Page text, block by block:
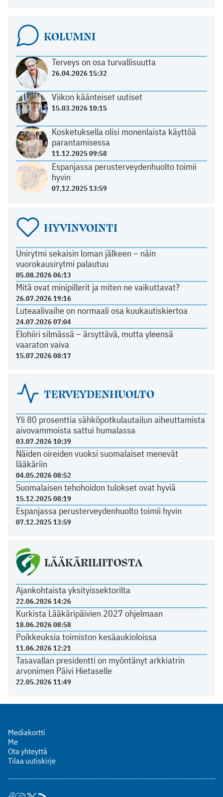
KOLUMNI
Terveys on osa turvallisuutta
26.04.2026 15:32
Viikon käänteiset uutiset
15.03.2026 10:15
Kosketuksella olisi monenlaista käyttöä
parantamisessa
11.12.2025 09:58
Espanjassa perusterveydenhuolto toimii
hyvin
07.12.2025 13:59
HYVINVOINTI
Unirytmi sekaisin loman jälkeen – näin
vuorokausirytmi palautuu
05.08.2026 06:13
Mitä ovat minipillerit ja miten ne vaikuttavat?
26.07.2026 19:16
Luteaalivaihe on normaali osa kuukautiskiertoa
24.07.2026 07:04
Elohiiri silmässä – ärsyttävä, mutta yleensä
vaaraton vaiva
15.07.2026 08:17
TERVEYDENHUOLTO
Yli 80 prosenttia sähköpotkulautailun aiheuttamista
aivovammoista sattui humalassa
03.07.2026 10:39
Näiden oireiden vuoksi suomalaiset menevät
lääkäriin
04.05.2026 08:52
Suomalaisen tehohoidon tulokset ovat hyviä
15.12.2025 08:19
Espanjassa perusterveydenhuolto toimii hyvin
07.12.2025 13:59
LÄÄKÄRILIITOSTA
Ajankohtaista yksityissektorilta
22.06.2026 14:26
Kurkista Lääkäripäivien 2027 ohjelmaan
18.06.2026 08:58
Poikkeuksia toimiston kesäaukioloissa
11.06.2026 12:21
Tasavallan presidentti on myöntänyt arkkiatrin
arvonimen Päivi Hietaselle
22.05.2026 11:49
Mediakortti
Me
Ota yhteyttä
Tilaa uutiskirje